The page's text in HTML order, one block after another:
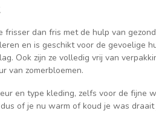
frisser dan fris met de hulp van
en is geschikt voor de gevoelige
Ook zijn ze volledig vrij van
van zomerbloemen.
en type kleding, zelfs voor de fijne
of je nu warm of koud je was